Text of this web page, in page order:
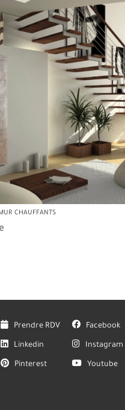
chauffants
Prendre RDV Facebook
Linkedin Instagram
Pinterest Youtube